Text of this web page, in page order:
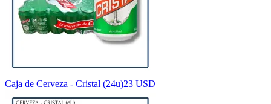
Caja de Cerveza - Cristal (24u)23 USD